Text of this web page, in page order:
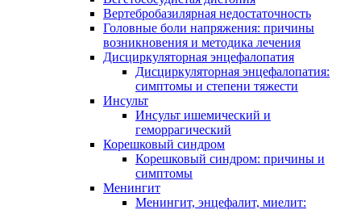
Вертебробазилярная недостаточность
Головные боли напряжения: причины
возникновения и методика лечения
Дисциркуляторная энцефалопатия
Дисциркуляторная энцефалопатия:
симптомы и степени тяжести
Инсульт
Инсульт ишемический и
геморрагический
Корешковый синдром
Корешковый синдром: причины и
симптомы
Менингит
Менингит, энцефалит, миелит: